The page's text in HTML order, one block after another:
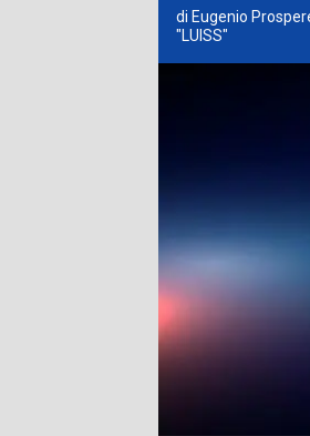
di Eugenio
"LUISS"